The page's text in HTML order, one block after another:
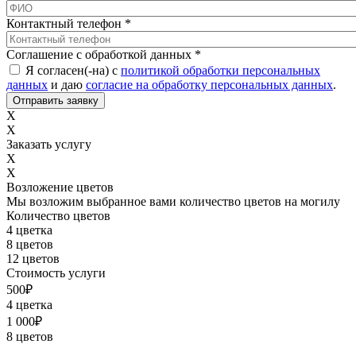
Контактный телефон *
Соглашение с обработкой данных *
Я согласен(-на) с политикой обработки персональных
данных и даю согласие на обработку персональных данных.
X
X
Заказать услугу
X
X
Возложение цветов
Мы возложим выбранное вами количество цветов на могилу
Количество цветов
4 цветка
8 цветов
12 цветов
Стоимость услуги
500₽
4 цветка
1 000₽
8 цветов